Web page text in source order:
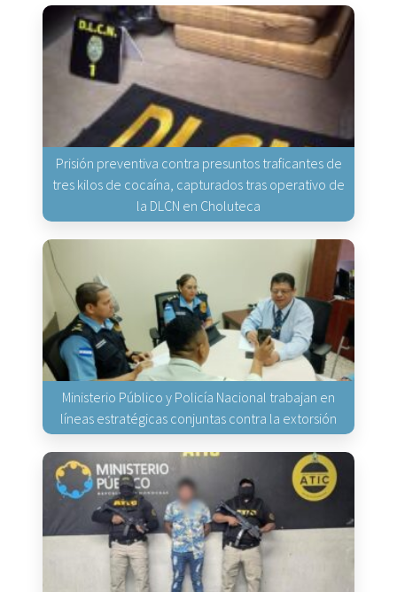
Prisión preventiva contra presuntos traficantes de
tres kilos de cocaína, capturados tras operativo de
la DLCN en Choluteca
Ministerio Público y Policía Nacional trabajan en
líneas estratégicas conjuntas contra la extorsión